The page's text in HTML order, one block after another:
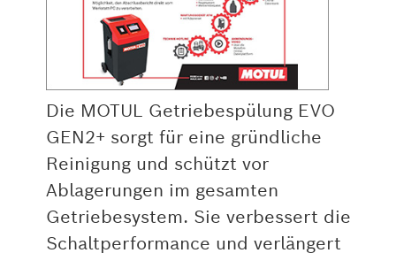
Die MOTUL Getriebespülung EVO
GEN2+ sorgt für eine gründliche
Reinigung und schützt vor
Ablagerungen im gesamten
Getriebesystem. Sie verbessert die
Schaltperformance und verlängert